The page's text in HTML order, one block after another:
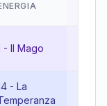
- Il Mago
- La